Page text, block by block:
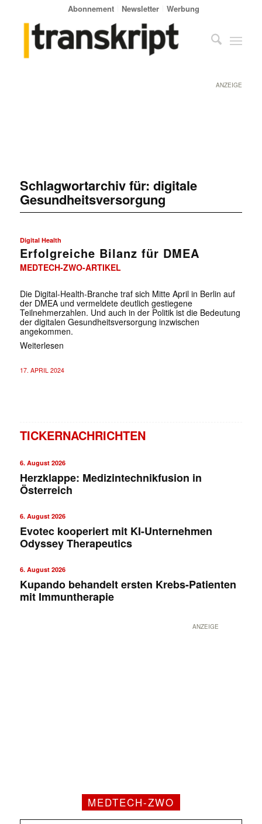
Abonnement Newsletter Werbung
ANZEIGE
Schlagwortarchiv für: digitale
Gesundheitsversorgung
Digital Health
Erfolgreiche Bilanz für DMEA
MEDTECH-ZWO-ARTIKEL
Die Digital-Health-Branche traf sich Mitte April in Berlin auf
der DMEA und vermeldete deutlich gestiegene
Teilnehmerzahlen. Und auch in der Politik ist die Bedeutung
der digitalen Gesundheitsversorgung inzwischen
angekommen.
Weiterlesen
17. APRIL 2024
TICKERNACHRICHTEN
6. August 2026
Herzklappe: Medizintechnikfusion in
Österreich
6. August 2026
Evotec kooperiert mit KI-Unternehmen
Odyssey Therapeutics
6. August 2026
Kupando behandelt ersten Krebs-Patienten
mit Immuntherapie
ANZEIGE
MEDTECH-ZWO